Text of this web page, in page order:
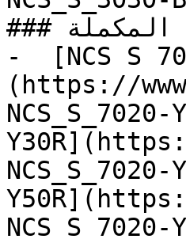
### المكملة
-  [NCS S
(https://